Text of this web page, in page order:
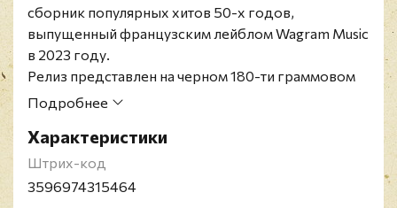
сборник популярных хитов 50-х годов,
выпущенный французским лейблом Wagram Music
в 2023 году.
Релиз представлен на черном 180-ти граммовом
виниле.
Billboard и стала знаковой для The Platters "The
Great Pretender", один из самых известных рок-н-
рольных хитов всех времен "Jailhouse Rock"
Подробнее
Характеристики
Штрих-код
3596974315464